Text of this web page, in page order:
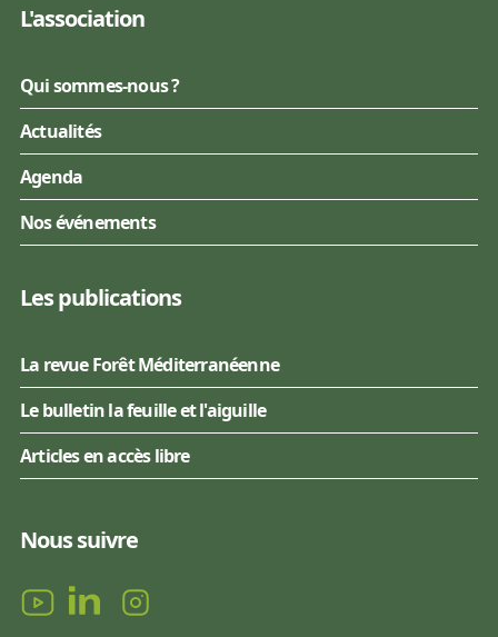
L'association
Qui sommes-nous ?
Actualités
Agenda
Nos événements
Les publications
La revue Forêt Méditerranéenne
Le bulletin la feuille et l'aiguille
Articles en accès libre
Nous suivre